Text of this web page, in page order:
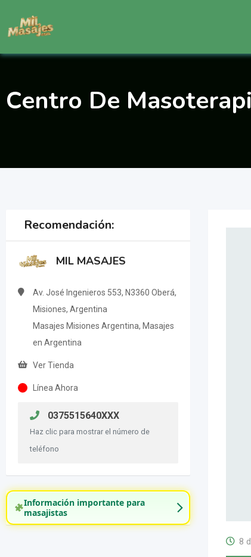
contenido
Centro De
Recomendación:
MIL MASAJES
Av. José Ingenieros 553, N3360 Oberá,
Misiones, Argentina
Masajes Misiones Argentina, Masajes
en Argentina
Ver Tienda
Línea Ahora
0375515640XXX
Haz clic para mostrar el número de
teléfono
Información importante para
masajistas
8